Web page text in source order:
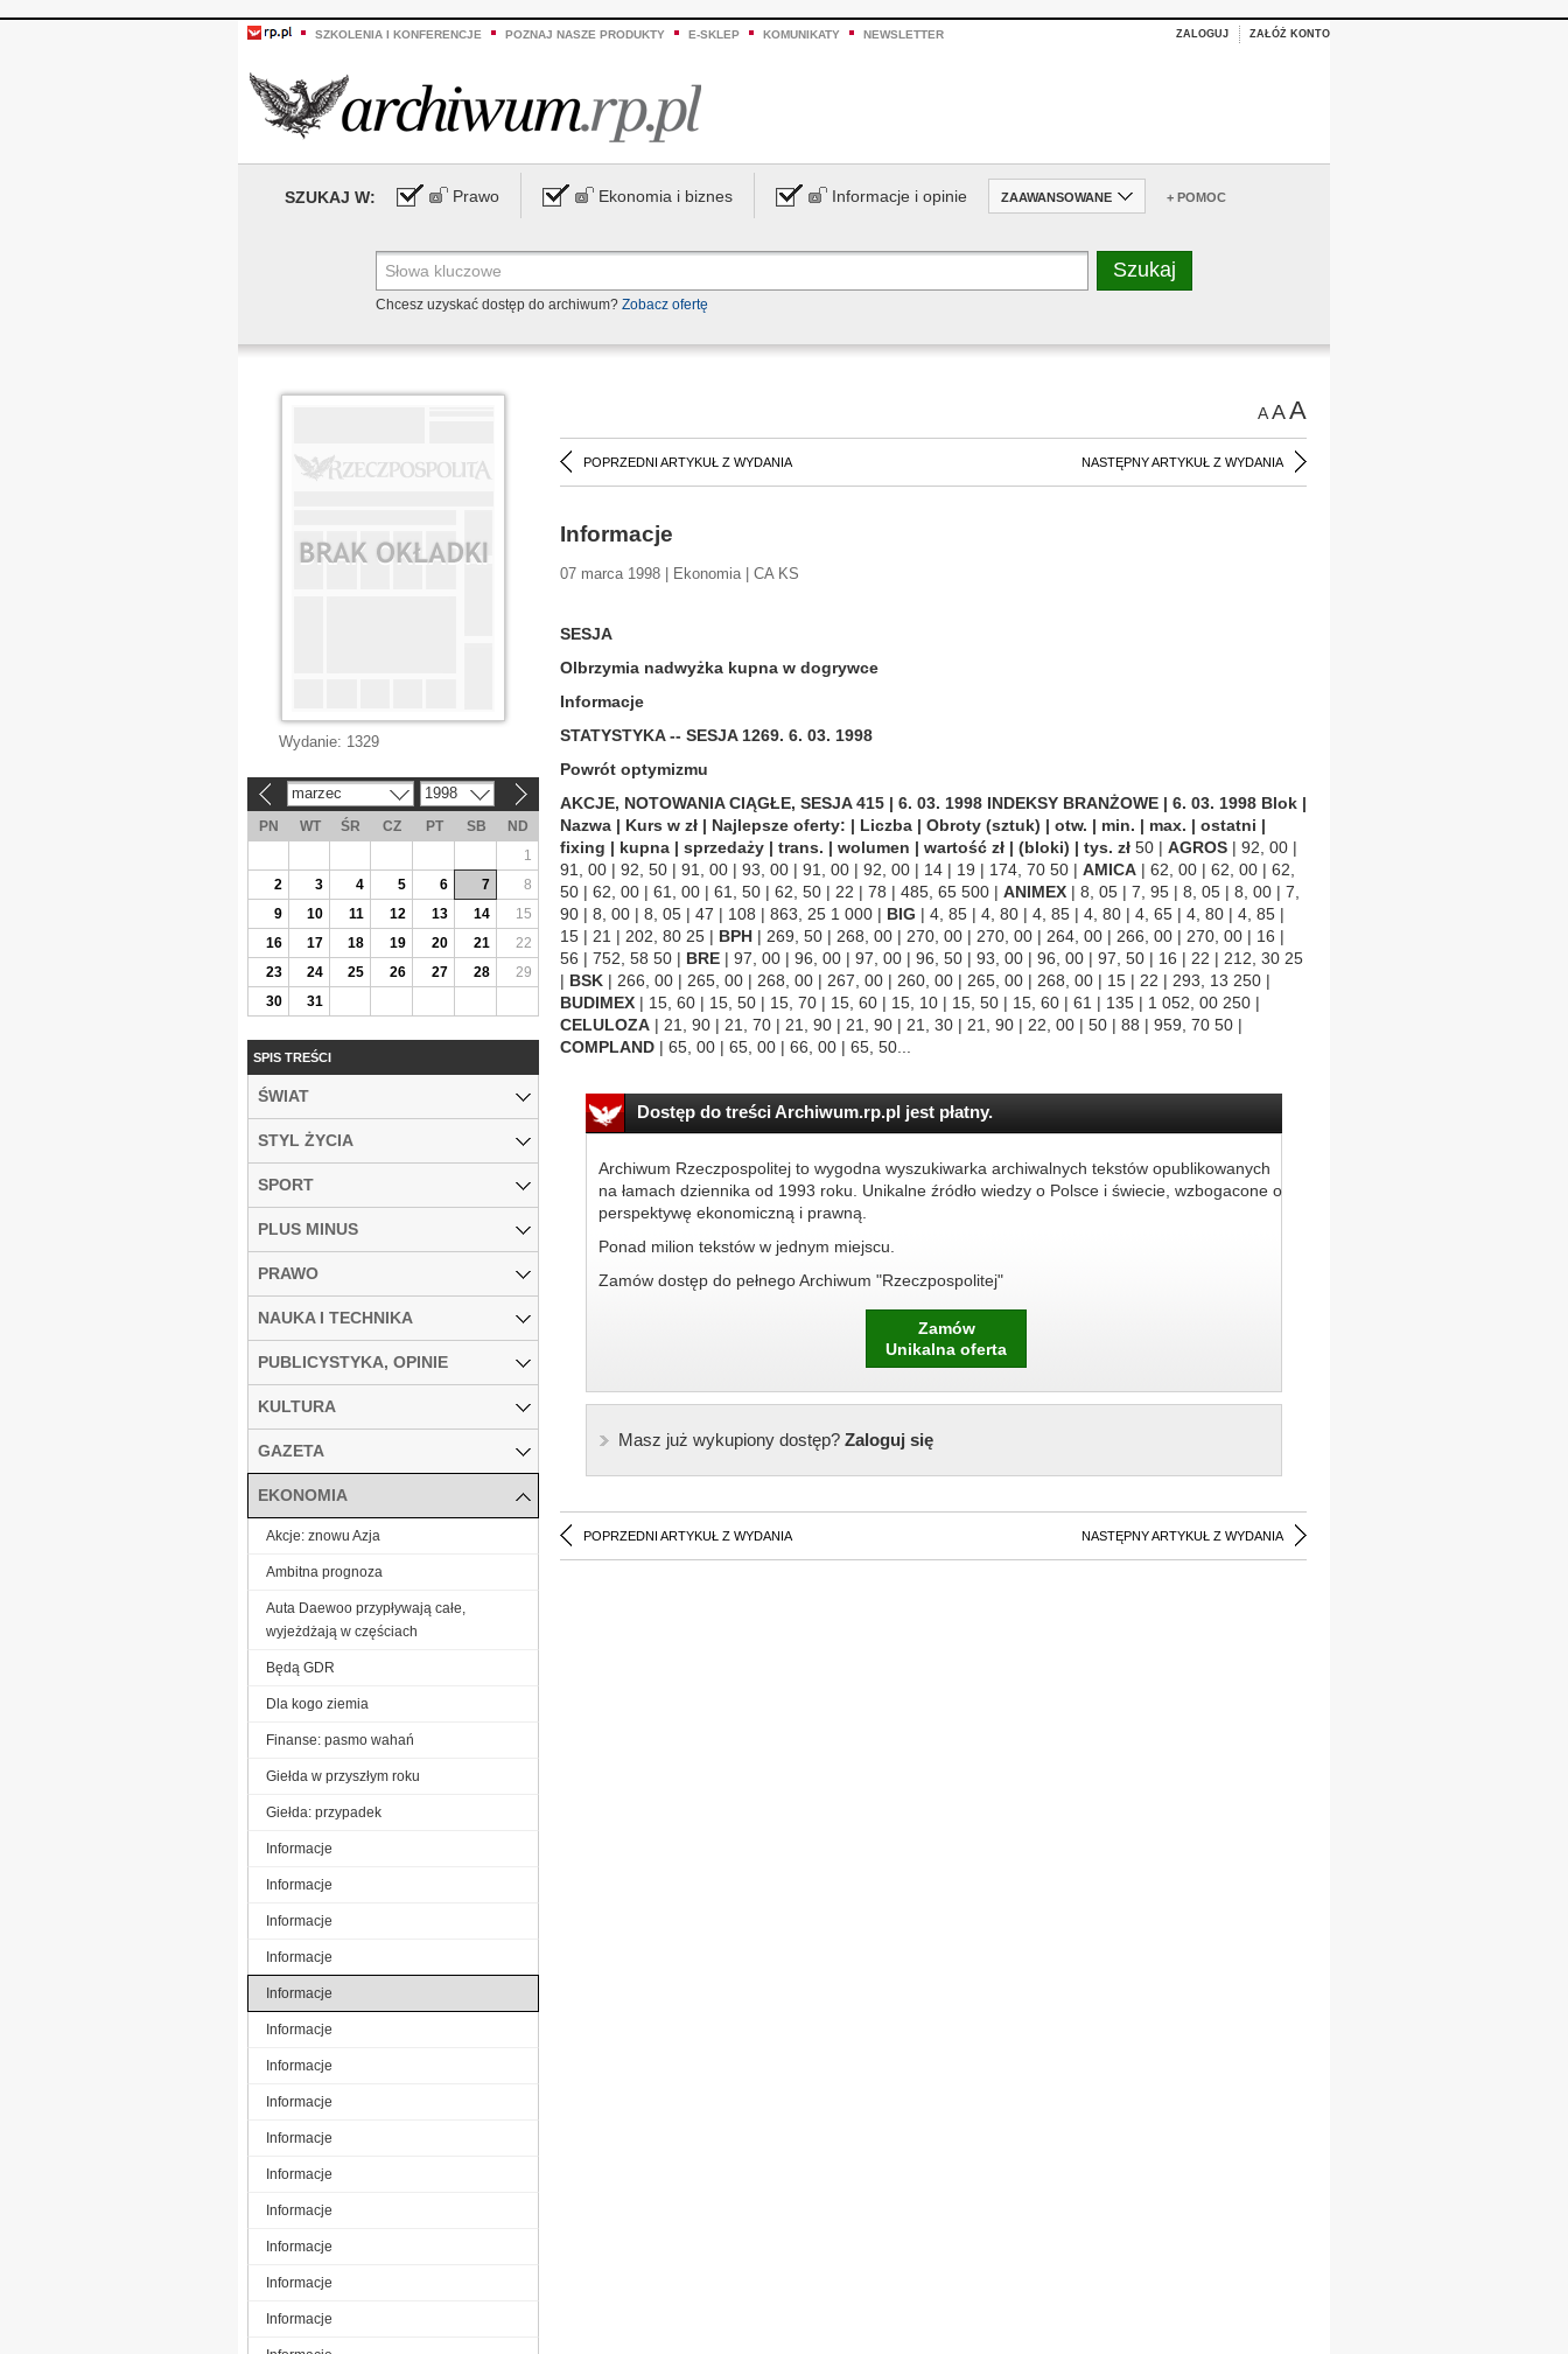
SZKOLENIA I KONFERENCJE POZNAJ NASZE PRODUKTY E-SKLEP KOMUNIKATY NEWSLETTER ZALOGUJ ZAŁÓŻ KONTO
SZUKAJ W: Prawo Ekonomia i biznes Informacje i opinie ZAAWANSOWANE + POMOC
Chcesz uzyskać dostęp do archiwum? Zobacz ofertę
AAA
POPRZEDNI ARTYKUŁ Z WYDANIA NASTĘPNY ARTYKUŁ Z WYDANIA
Informacje
07 marca 1998 | Ekonomia | CA KS
SESJA
Olbrzymia nadwyżka kupna w dogrywce
Informacje
STATYSTYKA -- SESJA 1269. 6. 03. 1998
Powrót optymizmu
AKCJE, NOTOWANIA CIĄGŁE, SESJA 415 | 6. 03. 1998 INDEKSY BRANŻOWE | 6. 03. 1998 Blok |
Nazwa | Kurs w zł | Najlepsze oferty: | Liczba | Obroty (sztuk) | otw. | min. | max. | ostatni |
fixing | kupna | sprzedaży | trans. | wolumen | wartość zł | (bloki) | tys. zł 50 | AGROS | 92, 00 |
91, 00 | 92, 50 | 91, 00 | 93, 00 | 91, 00 | 92, 00 | 14 | 19 | 174, 70 50 | AMICA | 62, 00 | 62, 00 | 62,
50 | 62, 00 | 61, 00 | 61, 50 | 62, 50 | 22 | 78 | 485, 65 500 | ANIMEX | 8, 05 | 7, 95 | 8, 05 | 8, 00 | 7,
90 | 8, 00 | 8, 05 | 47 | 108 | 863, 25 1 000 | BIG | 4, 85 | 4, 80 | 4, 85 | 4, 80 | 4, 65 | 4, 80 | 4, 85 |
15 | 21 | 202, 80 25 | BPH | 269, 50 | 268, 00 | 270, 00 | 270, 00 | 264, 00 | 266, 00 | 270, 00 | 16 |
56 | 752, 58 50 | BRE | 97, 00 | 96, 00 | 97, 00 | 96, 50 | 93, 00 | 96, 00 | 97, 50 | 16 | 22 | 212, 30 25
| BSK | 266, 00 | 265, 00 | 268, 00 | 267, 00 | 260, 00 | 265, 00 | 268, 00 | 15 | 22 | 293, 13 250 |
BUDIMEX | 15, 60 | 15, 50 | 15, 70 | 15, 60 | 15, 10 | 15, 50 | 15, 60 | 61 | 135 | 1 052, 00 250 |
CELULOZA | 21, 90 | 21, 70 | 21, 90 | 21, 90 | 21, 30 | 21, 90 | 22, 00 | 50 | 88 | 959, 70 50 |
COMPLAND | 65, 00 | 65, 00 | 66, 00 | 65, 50...
Dostęp do treści Archiwum.rp.pl jest płatny.
Archiwum Rzeczpospolitej to wygodna wyszukiwarka archiwalnych tekstów opublikowanych
na łamach dziennika od 1993 roku. Unikalne źródło wiedzy o Polsce i świecie, wzbogacone o
perspektywę ekonomiczną i prawną.
Ponad milion tekstów w jednym miejscu.
Zamów dostęp do pełnego Archiwum "Rzeczpospolitej"
Zamów
Unikalna oferta
Masz już wykupiony dostęp?Zaloguj się
POPRZEDNI ARTYKUŁ Z WYDANIA NASTĘPNY ARTYKUŁ Z WYDANIA
Wydanie: 1329
marzec 1998
PN WT ŚR CZ PT SB
ND
1
2
3 4 5 6 7
8
9
10 11 12 13 14
15
16
17 18 19 20 21
22
23
24 25 26 27 28
29
30
31
SPIS TREŚCI
ŚWIAT
STYL ŻYCIA
SPORT
PLUS MINUS
PRAWO
NAUKA I TECHNIKA
PUBLICYSTYKA, OPINIE
KULTURA
GAZETA
EKONOMIA
Akcje: znowu Azja
Ambitna prognoza
Auta Daewoo przypływają całe,
wyjeżdżają w częściach
Będą GDR
Dla kogo ziemia
Finanse: pasmo wahań
Giełda w przyszłym roku
Giełda: przypadek
Informacje
Informacje
Informacje
Informacje
Informacje
Informacje
Informacje
Informacje
Informacje
Informacje
Informacje
Informacje
Informacje
Informacje